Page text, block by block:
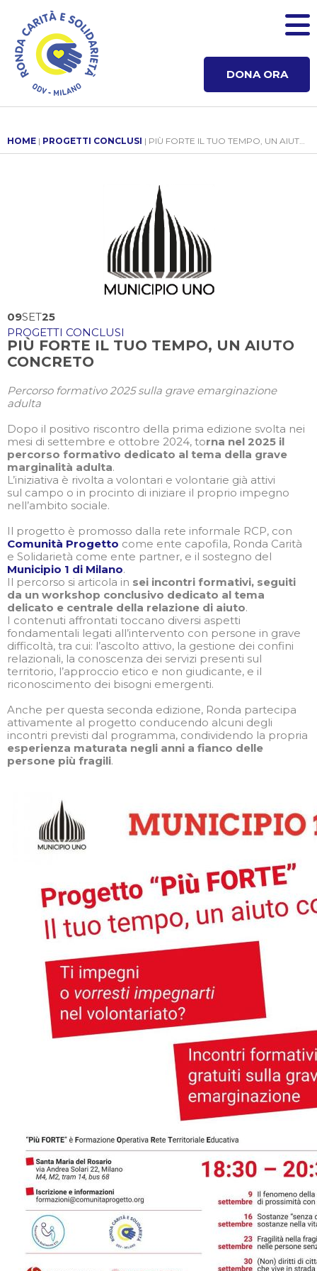
DONA ORA
HOME | PROGETTI CONCLUSI | PIÙ FORTE IL TUO TEMPO, UN AIUTO CONCRETO
09SET25
PROGETTI CONCLUSI
PIÙ FORTE IL TUO TEMPO, UN AIUTO
CONCRETO
Percorso formativo 2025 sulla grave emarginazione
adulta
Dopo il positivo riscontro della prima edizione svolta nei
mesi di settembre e ottobre 2024, torna nel 2025 il
percorso formativo dedicato al tema della grave
marginalità adulta.
L’iniziativa è rivolta a volontari e volontarie già attivi
sul campo o in procinto di iniziare il proprio impegno
nell’ambito sociale.
Il progetto è promosso dalla rete informale RCP, con
Comunità Progetto come ente capofila, Ronda Carità
e Solidarietà come ente partner, e il sostegno del
Municipio 1 di Milano.
Il percorso si articola in sei incontri formativi, seguiti
da un workshop conclusivo dedicato al tema
delicato e centrale della relazione di aiuto.
I contenuti affrontati toccano diversi aspetti
fondamentali legati all’intervento con persone in grave
difficoltà, tra cui: l’ascolto attivo, la gestione dei confini
relazionali, la conoscenza dei servizi presenti sul
territorio, l’approccio etico e non giudicante, e il
riconoscimento dei bisogni emergenti.
Anche per questa seconda edizione, Ronda partecipa
attivamente al progetto conducendo alcuni degli
incontri previsti dal programma, condividendo la propria
esperienza maturata negli anni a fianco delle
persone più fragili.